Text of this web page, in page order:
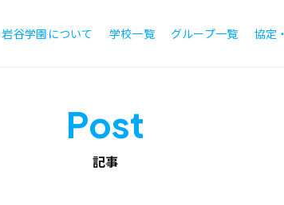
岩谷学園について 学校一覧 グループ一覧 協定
Post
記事